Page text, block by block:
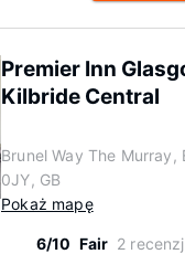
Premier Inn
Kilbride Central
Brunel Way The Murray,
0JY, GB
Pokaż mapę
6/10 Fair 2